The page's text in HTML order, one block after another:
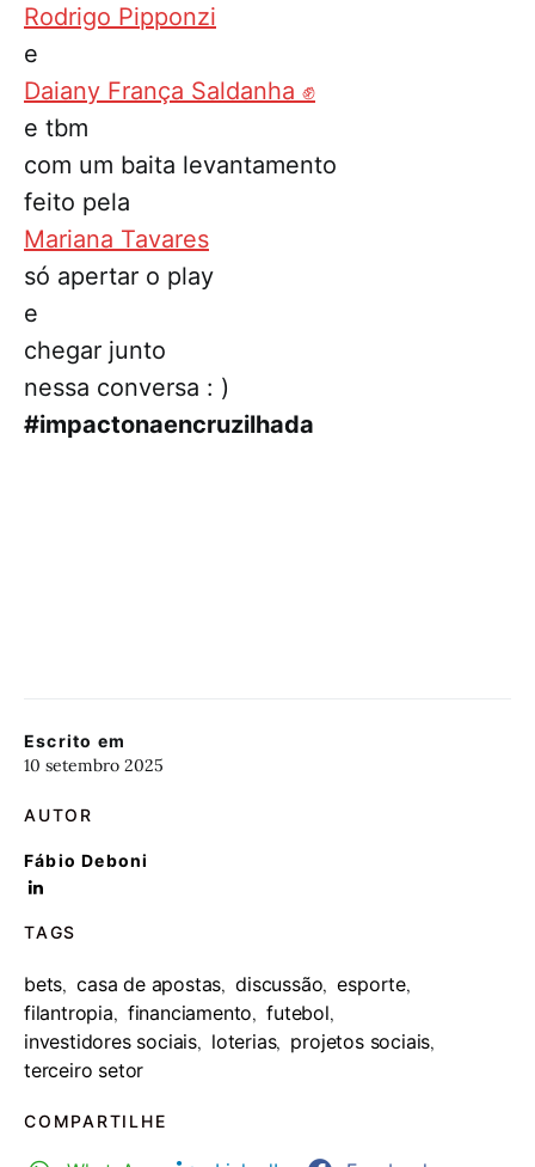
Escrito em
10 setembro 2025
AUTOR
Fábio Deboni
TAGS
bets, casa de apostas, discussão, esporte,
filantropia, financiamento, futebol,
investidores sociais, loterias, projetos sociais,
terceiro setor
COMPARTILHE
Rodrigo Pipponzi
e
Daiany França Saldanha ️‍✊
e tbm
com um baita levantamento
feito pela
Mariana Tavares
só apertar o play
e
chegar junto
nessa conversa : )
#impactonaencruzilhada